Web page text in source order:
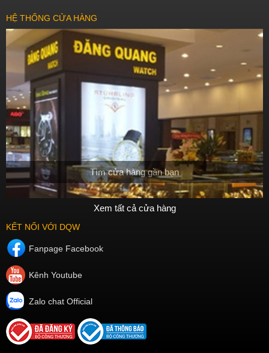
HỆ THỐNG CỬA HÀNG
Tìm cửa hàng gần bạn
Xem tất cả cửa hàng
KẾT NỐI VỚI DQW
Fanpage Facebook
Kênh Youtube
Zalo chat Official